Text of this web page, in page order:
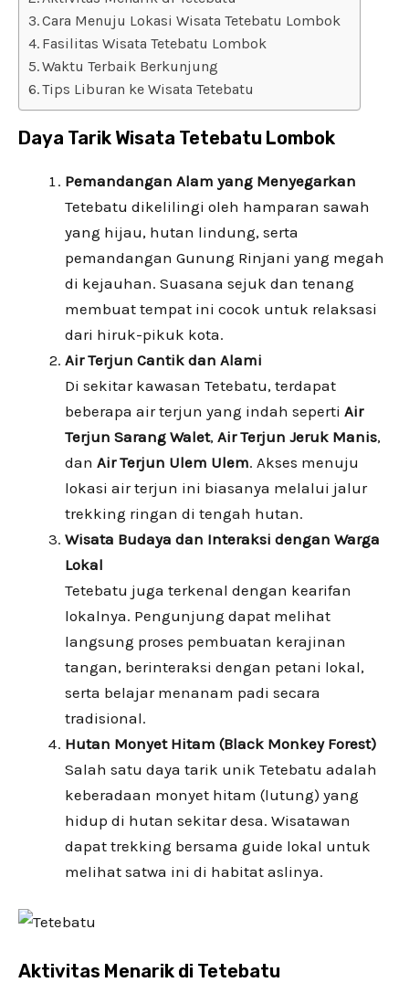
Cara Menuju Lokasi Wisata Tetebatu Lombok
Fasilitas Wisata Tetebatu Lombok
Waktu Terbaik Berkunjung
Tips Liburan ke Wisata Tetebatu
Daya Tarik Wisata Tetebatu Lombok
Pemandangan Alam yang Menyegarkan
Tetebatu dikelilingi oleh hamparan sawah
yang hijau, hutan lindung, serta
pemandangan Gunung Rinjani yang megah
di kejauhan. Suasana sejuk dan tenang
membuat tempat ini cocok untuk relaksasi
dari hiruk-pikuk kota.
Air Terjun Cantik dan Alami
Di sekitar kawasan Tetebatu, terdapat
beberapa air terjun yang indah seperti Air
Terjun Sarang Walet, Air Terjun Jeruk Manis,
dan Air Terjun Ulem Ulem. Akses menuju
lokasi air terjun ini biasanya melalui jalur
trekking ringan di tengah hutan.
Wisata Budaya dan Interaksi dengan Warga
Lokal
Tetebatu juga terkenal dengan kearifan
lokalnya. Pengunjung dapat melihat
langsung proses pembuatan kerajinan
tangan, berinteraksi dengan petani lokal,
serta belajar menanam padi secara
tradisional.
Hutan Monyet Hitam (Black Monkey Forest)
Salah satu daya tarik unik Tetebatu adalah
keberadaan monyet hitam (lutung) yang
hidup di hutan sekitar desa. Wisatawan
dapat trekking bersama guide lokal untuk
melihat satwa ini di habitat aslinya.
Aktivitas Menarik di Tetebatu